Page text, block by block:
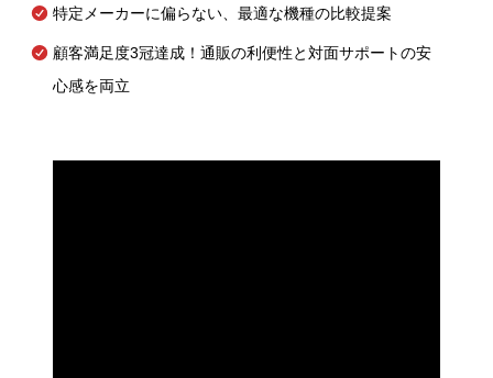
特定メーカーに偏らない、最適な機種の比較提案
顧客満足度3冠達成！通販の利便性と対面サポートの安
心感を両立